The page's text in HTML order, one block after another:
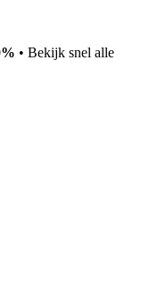
• Bekijk snel alle